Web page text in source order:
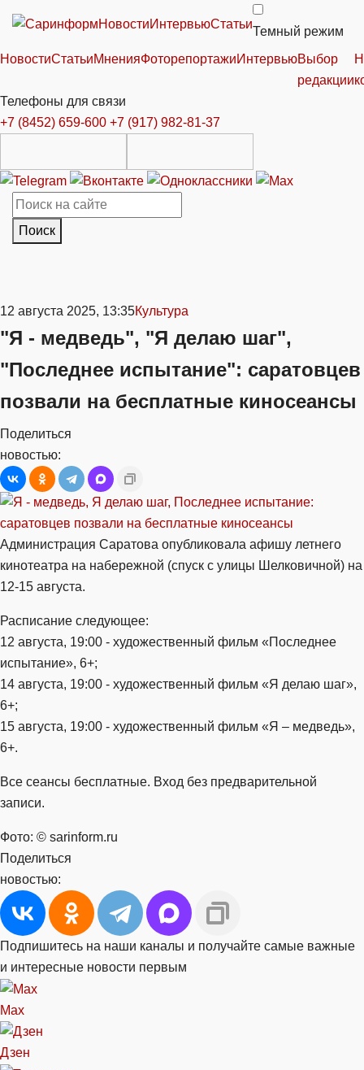
НовостиИнтервьюСтатьи
Темный режим
НовостиСтатьиМненияФоторепортажиИнтервьюВыбор
редакции
Телефоны для связи
+7 (8452) 659-600 +7 (917) 982-81-37
Поиск
12 августа 2025, 13:35Культура
"Я - медведь", "Я делаю шаг",
"Последнее испытание": саратовцев
позвали на бесплатные киносеансы
Поделиться
новостью:
Администрация Саратова опубликовала афишу летнего
кинотеатра на набережной (спуск с улицы Шелковичной) на
12-15 августа.
Расписание следующее:
12 августа, 19:00 - художественный фильм «Последнее
испытание», 6+;
14 августа, 19:00 - художественный фильм «Я делаю шаг»,
6+;
15 августа, 19:00 - художественный фильм «Я – медведь»,
6+.
Все сеансы бесплатные. Вход без предварительной
записи.
Фото: © sarinform.ru
Поделиться
новостью:
Подпишитесь на наши каналы и получайте самые важные
и интересные новости первым
Max
Дзен